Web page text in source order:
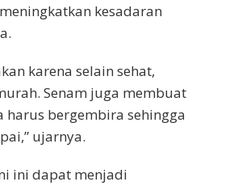
kesadaran
karena selain sehat,
Senam juga membuat
bergembira sehingga
ujarnya.
ini dapat menjadi